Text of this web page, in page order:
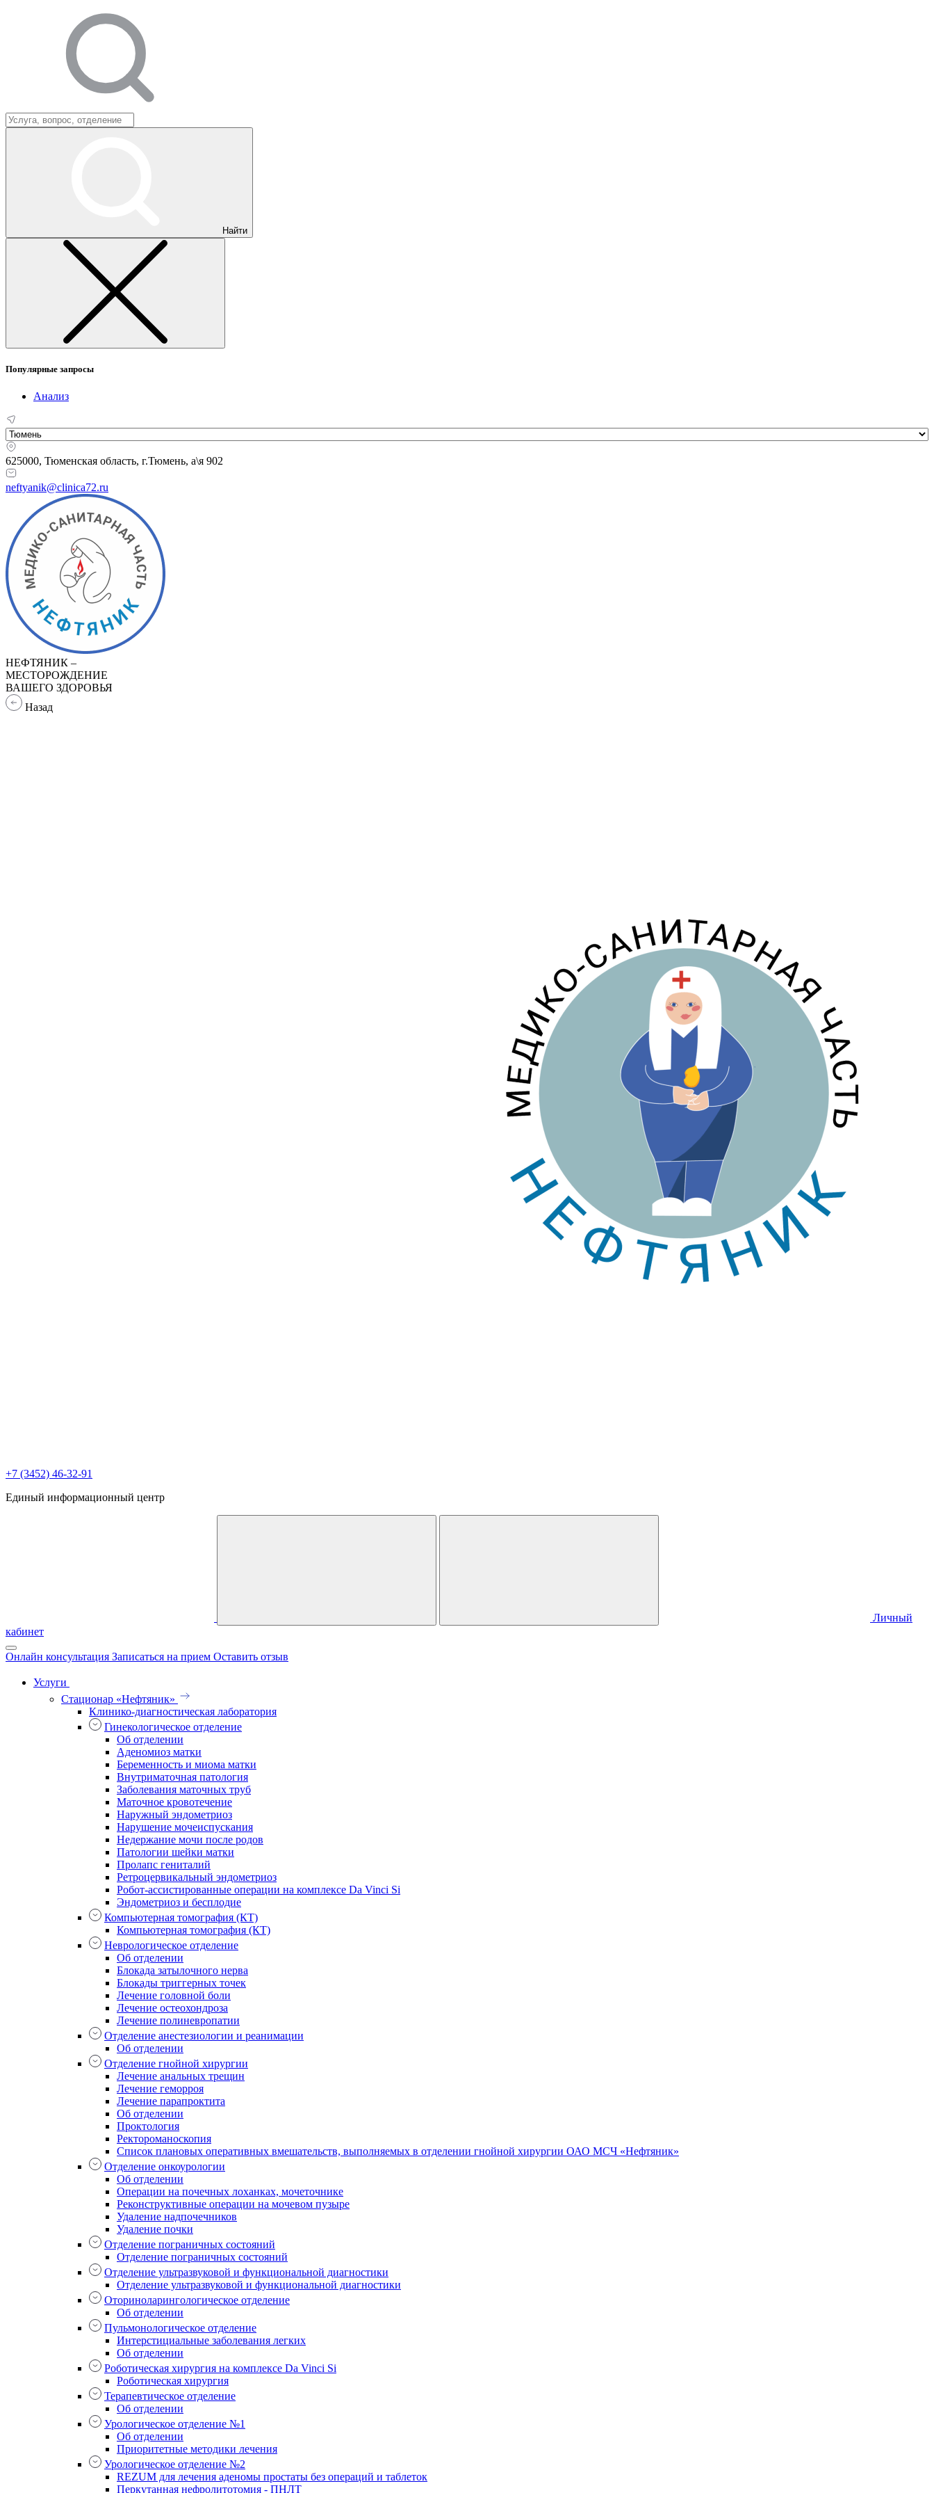
Найти
Популярные запросы
Анализ
625000, Тюменская область, г.Тюмень, а\я 902
neftyanik@clinica72.ru
НЕФТЯНИК –
МЕСТОРОЖДЕНИЕ
ВАШЕГО ЗДОРОВЬЯ
Назад
+7 (3452) 46-32-91
Единый информационный центр
Личный
кабинет
Онлайн консультация Записаться на прием Оставить отзыв
Услуги
Стационар «Нефтяник»
Клинико-диагностическая лаборатория
Гинекологическое отделение
Об отделении
Аденомиоз матки
Беременность и миома матки
Внутриматочная патология
Заболевания маточных труб
Маточное кровотечение
Наружный эндометриоз
Нарушение мочеиспускания
Недержание мочи после родов
Патологии шейки матки
Пролапс гениталий
Ретроцервикальный эндометриоз
Робот-ассистированные операции на комплексе Da Vinci Si
Эндометриоз и бесплодие
Компьютерная томография (КТ)
Компьютерная томография (КТ)
Неврологическое отделение
Об отделении
Блокада затылочного нерва
Блокады триггерных точек
Лечение головной боли
Лечение остеохондроза
Лечение полиневропатии
Отделение анестезиологии и реанимации
Об отделении
Отделение гнойной хирургии
Лечение анальных трещин
Лечение геморроя
Лечение парапроктита
Об отделении
Проктология
Ректороманоскопия
Список плановых оперативных вмешательств, выполняемых в отделении гнойной хирургии ОАО МСЧ «Нефтяник»
Отделение онкоурологии
Об отделении
Операции на почечных лоханках, мочеточнике
Реконструктивные операции на мочевом пузыре
Удаление надпочечников
Удаление почки
Отделение пограничных состояний
Отделение пограничных состояний
Отделение ультразвуковой и функциональной диагностики
Отделение ультразвуковой и функциональной диагностики
Оториноларингологическое отделение
Об отделении
Пульмонологическое отделение
Интерстициальные заболевания легких
Об отделении
Роботическая хирургия на комплексе Da Vinci Si
Роботическая хирургия
Терапевтическое отделение
Об отделении
Урологическое отделение №1
Об отделении
Приоритетные методики лечения
Урологическое отделение №2
REZUM для лечения аденомы простаты без операций и таблеток
Перкутанная нефролитотомия - ПНЛТ